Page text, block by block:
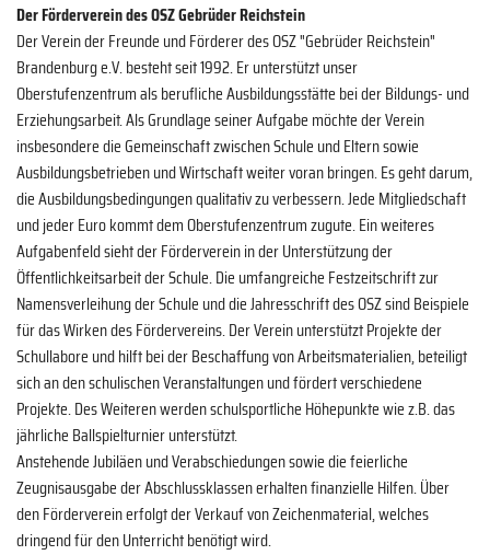
Der Förderverein des OSZ Gebrüder Reichstein
Der Verein der Freunde und Förderer des OSZ "Gebrüder Reichstein"
Brandenburg e.V. besteht seit 1992. Er unterstützt unser
Oberstufenzentrum als berufliche Ausbildungsstätte bei der Bildungs- und
Erziehungsarbeit. Als Grundlage seiner Aufgabe möchte der Verein
insbesondere die Gemeinschaft zwischen Schule und Eltern sowie
Ausbildungsbetrieben und Wirtschaft weiter voran bringen. Es geht darum,
die Ausbildungsbedingungen qualitativ zu verbessern. Jede Mitgliedschaft
und jeder Euro kommt dem Oberstufenzentrum zugute. Ein weiteres
Aufgabenfeld sieht der Förderverein in der Unterstützung der
Öffentlichkeitsarbeit der Schule. Die umfangreiche Festzeitschrift zur
Namensverleihung der Schule und die Jahresschrift des OSZ sind Beispiele
für das Wirken des Fördervereins. Der Verein unterstützt Projekte der
Schullabore und hilft bei der Beschaffung von Arbeitsmaterialien, beteiligt
sich an den schulischen Veranstaltungen und fördert verschiedene
Projekte. Des Weiteren werden schulsportliche Höhepunkte wie z.B. das
jährliche Ballspielturnier unterstützt.
Anstehende Jubiläen und Verabschiedungen sowie die feierliche
Zeugnisausgabe der Abschlussklassen erhalten finanzielle Hilfen. Über
den Förderverein erfolgt der Verkauf von Zeichenmaterial, welches
dringend für den Unterricht benötigt wird.